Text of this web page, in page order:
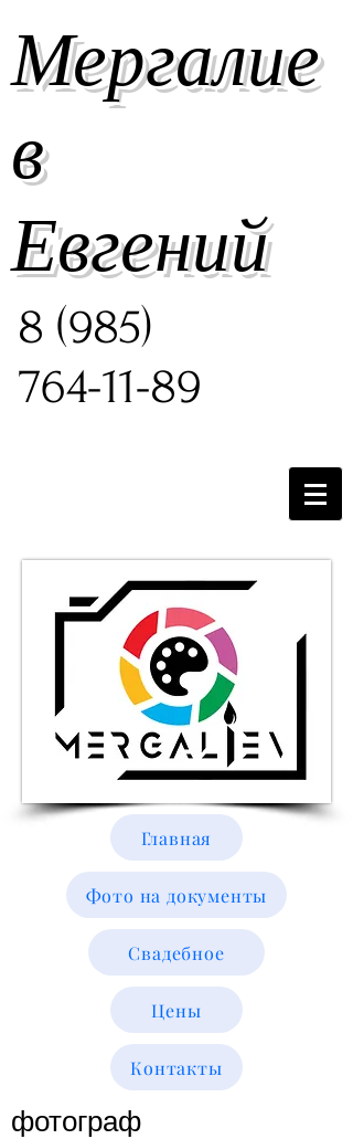
Мергалие
в
Евгений
8 (985)
764-11-89
Главная
Фото на документы
Свадебное
Цены
Контакты
фотограф